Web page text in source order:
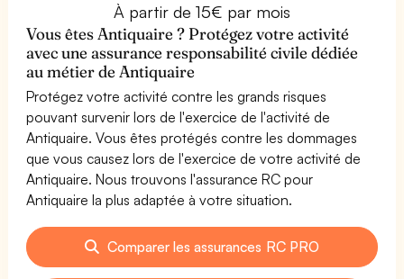
À partir de 15€ par mois
Vous êtes Antiquaire ? Protégez votre activité
avec une assurance responsabilité civile dédiée
au métier de Antiquaire
Protégez votre activité contre les grands risques
pouvant survenir lors de l'exercice de l'activité de
Antiquaire. Vous êtes protégés contre les dommages
que vous causez lors de l'exercice de votre activité de
Antiquaire. Nous trouvons l'assurance RC pour
Antiquaire la plus adaptée à votre situation.
Comparer les assurances RC PRO